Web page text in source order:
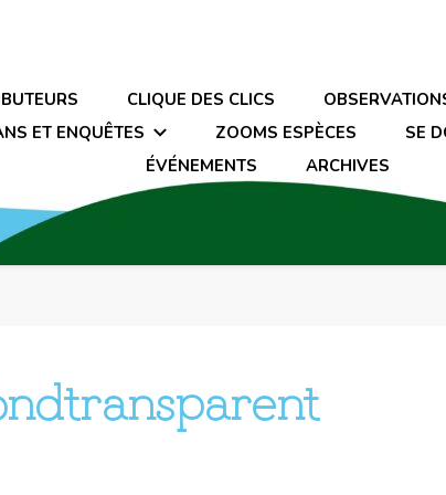
CLIQUE DES CLICS
ET ENQUÊTES
ZOOMS ESPÈCES
SE
ÉVÉNEMENTS
ARCHIVES